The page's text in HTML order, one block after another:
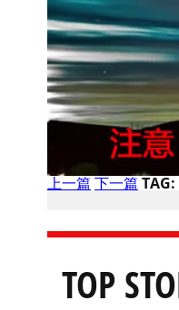
上一篇 下一篇 TAG:
TOP